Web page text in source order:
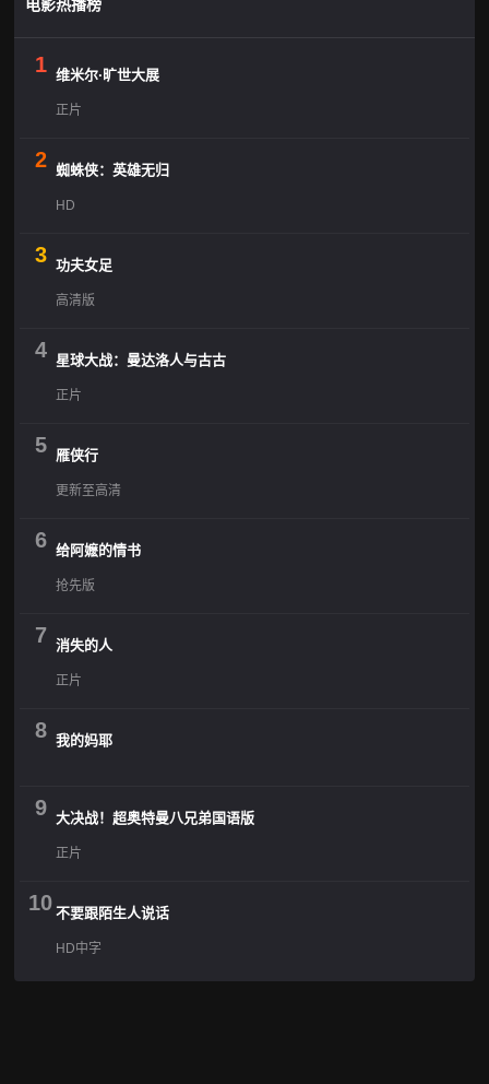
电影热播榜
1 维米尔·旷世大展
正片
2 蜘蛛侠：英雄无归
HD
3 功夫女足
高清版
4 星球大战：曼达洛人与古古
正片
5 雁侠行
更新至高清
6 给阿嬷的情书
抢先版
7 消失的人
正片
8 我的妈耶
9 大决战！超奥特曼八兄弟国语版
正片
10 不要跟陌生人说话
HD中字